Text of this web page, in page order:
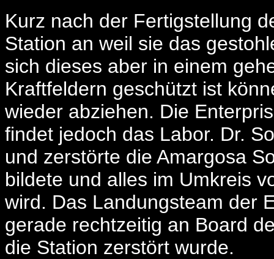
Kurz nach der Fertigstellung
Station an weil sie das
sich dieses aber in einem
Kraftfeldern geschützt ist
wieder abziehen. Die
findet jedoch das Labor. Dr.
und zerstörte die Amargosa
bildete und alles im Umkreis
wird. Das Landungsteam der
gerade rechtzeitig an Board
die Station zerstört wurde.